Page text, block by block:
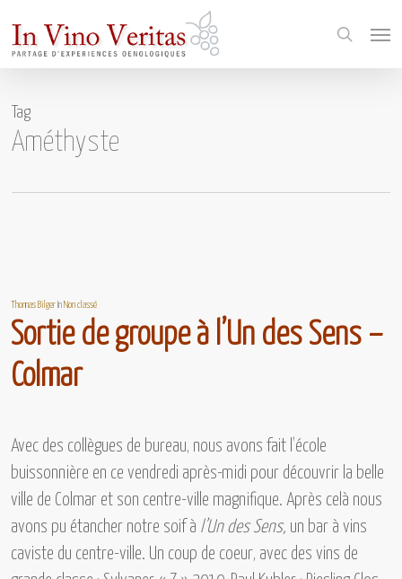
main
search
Tag
Améthyste
Thomas Bilger InNon classé
Sortie de groupe à l’Un des Sens –
Colmar
Avec des collègues de bureau, nous avons fait l’école
buissonnière en ce vendredi après-midi pour découvrir la belle
ville de Colmar et son centre-ville magnifique. Après celà nous
avons pu étancher notre soif à l’Un des Sens, un bar à vins
caviste du centre-ville. Un coup de coeur, avec des vins de